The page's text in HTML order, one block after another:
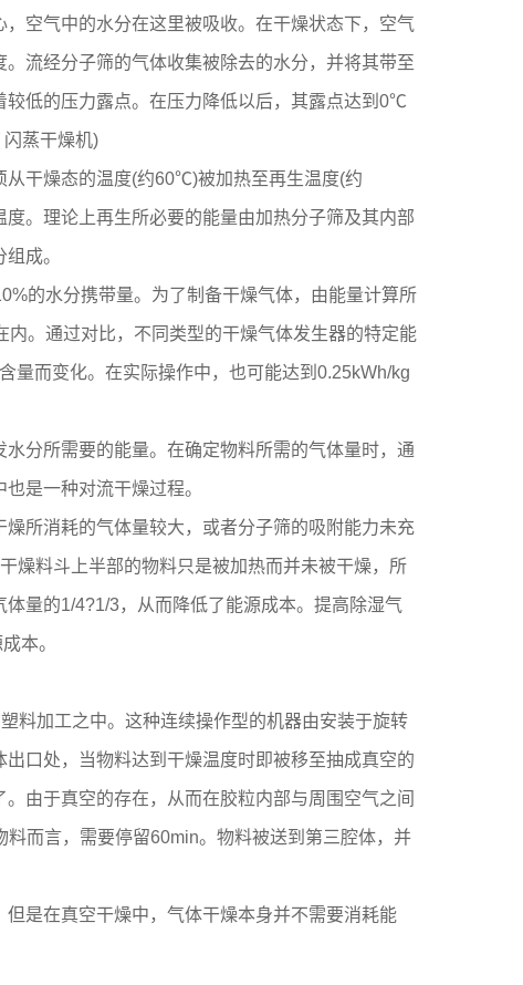
空气中的水分在这里被吸收。在干燥状态下，空气
流经分子筛的气体收集被除去的水分，并将其带至
较低的压力露点。在压力降低以后，其露点达到0℃
蒸干燥机)
干燥态的温度(约60℃)被加热至再生温度(约
。理论上再生所必要的能量由加热分子筛及其内部
成。
的水分携带量。为了制备干燥气体，由能量计算所
。通过对比，不同类型的干燥气体发生器的特定能
量而变化。在实际操作中，也可能达到0.25kWh/kg
分所需要的能量。在确定物料所需的气体量时，通
是一种对流干燥过程。
所消耗的气体量较大，或者分子筛的吸附能力未充
燥料斗上半部的物料只是被加热而并未被干燥，所
量的1/4?1/3，从而降低了能源成本。提高除湿气
本。
加工之中。这种连续操作型的机器由安装于旋转
口处，当物料达到干燥温度时即被移至抽成真空的
由于真空的存在，从而在胶粒内部与周围空气之间
而言，需要停留60min。物料被送到第三腔体，并
是在真空干燥中，气体干燥本身并不需要消耗能